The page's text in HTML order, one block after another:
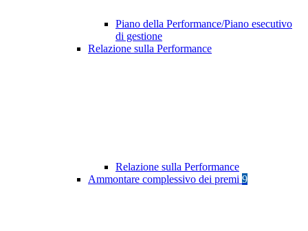
Piano della Performance/Piano esecutivo
di gestione
Relazione sulla Performance
Relazione sulla Performance
Ammontare complessivo dei premi 9